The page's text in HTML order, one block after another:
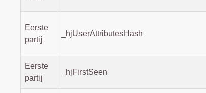
Eerste
partij
_hjUserAttributesHash
Eerste
partij
_hjFirstSeen